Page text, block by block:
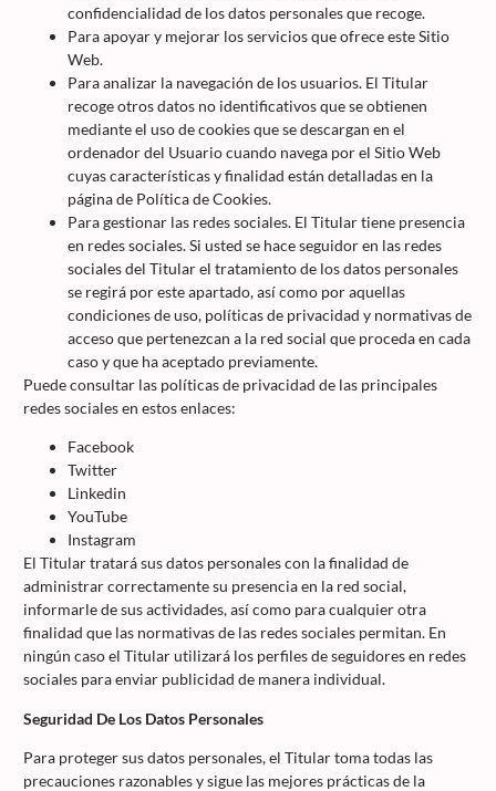
confidencialidad de los datos personales que recoge.
Para apoyar y mejorar los servicios que ofrece este Sitio
Web.
Para analizar la navegación de los usuarios. El Titular
recoge otros datos no identificativos que se obtienen
mediante el uso de cookies que se descargan en el
ordenador del Usuario cuando navega por el Sitio Web
cuyas características y finalidad están detalladas en la
página de Política de Cookies.
Para gestionar las redes sociales. El Titular tiene presencia
en redes sociales. Si usted se hace seguidor en las redes
sociales del Titular el tratamiento de los datos personales
se regirá por este apartado, así como por aquellas
condiciones de uso, políticas de privacidad y normativas de
acceso que pertenezcan a la red social que proceda en cada
caso y que ha aceptado previamente.
Puede consultar las políticas de privacidad de las principales
redes sociales en estos enlaces:
Facebook
Twitter
Linkedin
YouTube
Instagram
El Titular tratará sus datos personales con la finalidad de
administrar correctamente su presencia en la red social,
informarle de sus actividades, así como para cualquier otra
finalidad que las normativas de las redes sociales permitan. En
ningún caso el Titular utilizará los perfiles de seguidores en redes
sociales para enviar publicidad de manera individual.
Seguridad De Los Datos Personales
Para proteger sus datos personales, el Titular toma todas las
precauciones razonables y sigue las mejores prácticas de la